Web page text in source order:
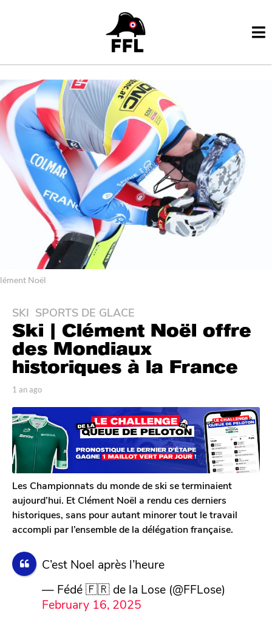
Noël
1
a
a
g
o
a
n
a
g
o
SKI ,SPORTS DE GLACE
Ski | Clément Noël offre
des Mondiaux
historiques à la France
p
r
T
o
m
G
a
l
r
o
n
1 an ago
a
g
Les Championnats du monde de ski se terminaient
aujourd’hui. Et Clément Noël a rendu ces derniers
historiques, sans pour autant minorer tout le travail
accompli par l’ensemble de la délégation française.
C’est Noel après l’heure
— Fédé 🇫🇷 de la Lose (@FFLose)
February 16, 2025